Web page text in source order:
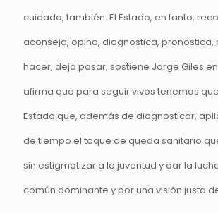
cuidado, también. El Estado, en tanto,
aconseja, opina, diagnostica, pronostica,
hacer, deja pasar, sostiene Jorge Giles
afirma que para seguir vivos tenemos
Estado que, además de diagnosticar,
de tiempo el toque de queda sanitario
sin estigmatizar a la juventud y dar la
común dominante y por una visión justa